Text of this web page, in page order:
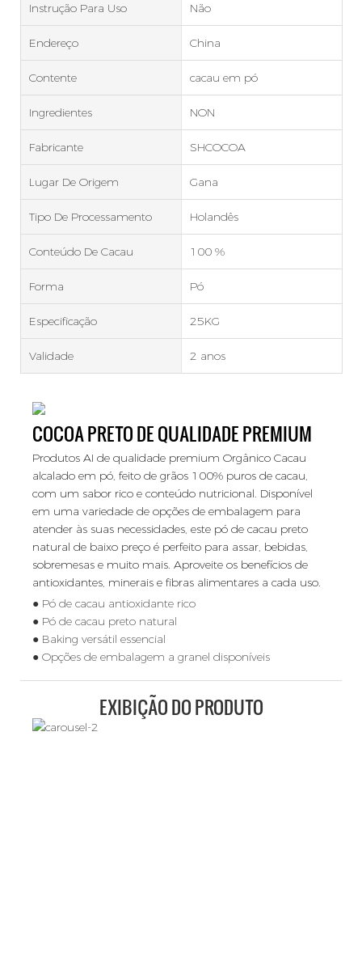
Instrução Para Uso Não
Endereço China
Contente cacau em pó
Ingredientes NON
Fabricante SHCOCOA
Lugar De Origem Gana
Tipo De Processamento Holandês
Conteúdo De Cacau 100 %
Forma Pó
Especificação 25KG
Validade 2 anos
COCOA PRETO DE QUALIDADE PREMIUM
Produtos AI de qualidade premium Orgânico Cacau
alcalado em pó, feito de grãos 100% puros de cacau,
com um sabor rico e conteúdo nutricional. Disponível
em uma variedade de opções de embalagem para
atender às suas necessidades, este pó de cacau preto
natural de baixo preço é perfeito para assar, bebidas,
sobremesas e muito mais. Aproveite os benefícios de
antioxidantes, minerais e fibras alimentares a cada uso.
● Pó de cacau antioxidante rico
● Pó de cacau preto natural
● Baking versátil essencial
● Opções de embalagem a granel disponíveis
EXIBIÇÃO DO PRODUTO